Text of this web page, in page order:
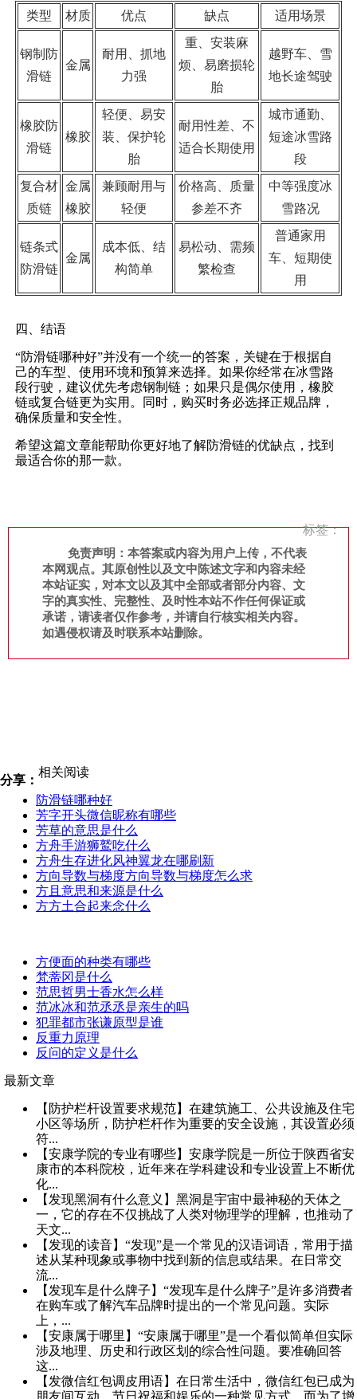
类型 材质 优点 缺点 适用场景
钢制防
滑链
金属
耐用、抓地
力强
重、安装麻
烦、易磨损轮
胎
越野车、雪
地长途驾驶
橡胶防
滑链
橡胶
轻便、易安
装、保护轮
胎
耐用性差、不
适合长期使用
城市通勤、
短途冰雪路
段
复合材
质链
金属
橡胶
兼顾耐用与
轻便
价格高、质量
参差不齐
中等强度冰
雪路况
链条式
防滑链
金属
成本低、结
构简单
易松动、需频
繁检查
普通家用
车、短期使
用
四、结语
“防滑链哪种好”并没有一个统一的答案，关键在于根据自
己的车型、使用环境和预算来选择。如果你经常在冰雪路
段行驶，建议优先考虑钢制链；如果只是偶尔使用，橡胶
链或复合链更为实用。同时，购买时务必选择正规品牌，
确保质量和安全性。
希望这篇文章能帮助你更好地了解防滑链的优缺点，找到
最适合你的那一款。
标签：
免责声明：本答案或内容为用户上传，不代表
本网观点。其原创性以及文中陈述文字和内容未经
本站证实，对本文以及其中全部或者部分内容、文
字的真实性、完整性、及时性本站不作任何保证或
承诺，请读者仅作参考，并请自行核实相关内容。
如遇侵权请及时联系本站删除。
分享：
相关阅读
防滑链哪种好
芳字开头微信昵称有哪些
芳草的意思是什么
方舟手游狮鹫吃什么
方舟生存进化风神翼龙在哪刷新
方向导数与梯度方向导数与梯度怎么求
方且意思和来源是什么
方方土合起来念什么
方便面的种类有哪些
梵蒂冈是什么
范思哲男士香水怎么样
范冰冰和范丞丞是亲生的吗
犯罪都市张谦原型是谁
反重力原理
反问的定义是什么
最新文章
【防护栏杆设置要求规范】在建筑施工、公共设施及住宅
小区等场所，防护栏杆作为重要的安全设施，其设置必须
符...
【安康学院的专业有哪些】安康学院是一所位于陕西省安
康市的本科院校，近年来在学科建设和专业设置上不断优
化...
【发现黑洞有什么意义】黑洞是宇宙中最神秘的天体之
一，它的存在不仅挑战了人类对物理学的理解，也推动了
天文...
【发现的读音】“发现”是一个常见的汉语词语，常用于描
述从某种现象或事物中找到新的信息或结果。在日常交
流...
【发现车是什么牌子】“发现车是什么牌子”是许多消费者
在购车或了解汽车品牌时提出的一个常见问题。实际
上，...
【安康属于哪里】“安康属于哪里”是一个看似简单但实际
涉及地理、历史和行政区划的综合性问题。要准确回答
这...
【发微信红包调皮用语】在日常生活中，微信红包已成为
朋友间互动、节日祝福和娱乐的一种常见方式。而为了增